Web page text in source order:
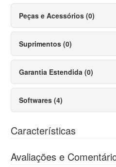
Peças e Acessórios (0)
Suprimentos (0)
Garantia Estendida (0)
Softwares (4)
Características
Avaliações e